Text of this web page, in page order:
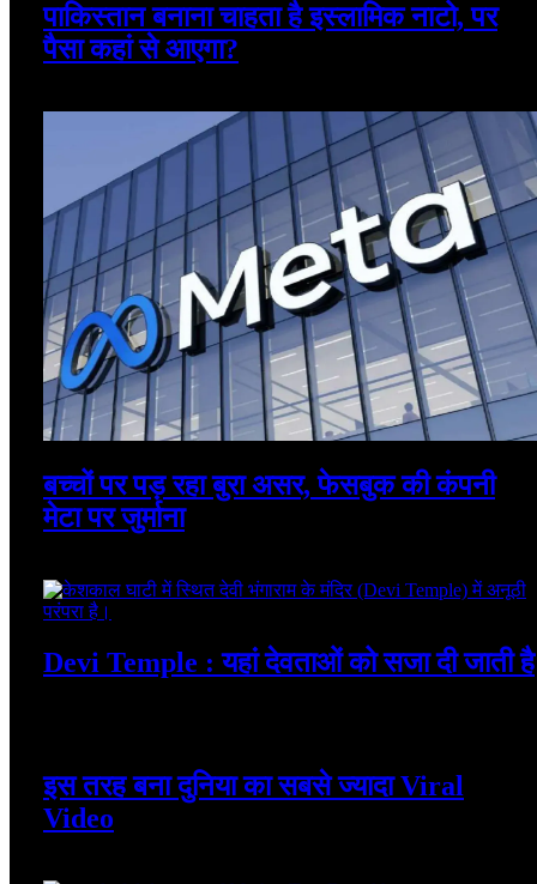
पाकिस्तान बनाना चाहता है इस्लामिक नाटो, पर
पैसा कहां से आएगा?
बच्चों पर पड़ रहा बुरा असर, फेसबुक की कंपनी
मेटा पर जुर्माना
Devi Temple : यहां देवताओं को सजा दी जाती है
इस तरह बना दुनिया का सबसे ज्यादा Viral
Video